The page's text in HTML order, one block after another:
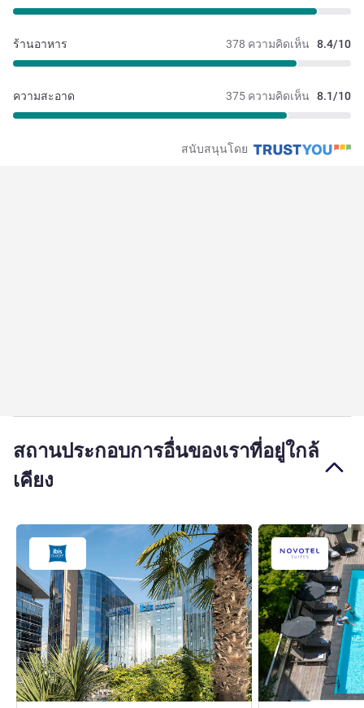
378 ความคิดเห็น 8.4/10
ร้านอาหาร
375 ความคิดเห็น 8.1/10
ความสะอาด
สนับสนุนโดย
สถานประกอบการอื่นของเราที่อยู่ใกล้
เคียง